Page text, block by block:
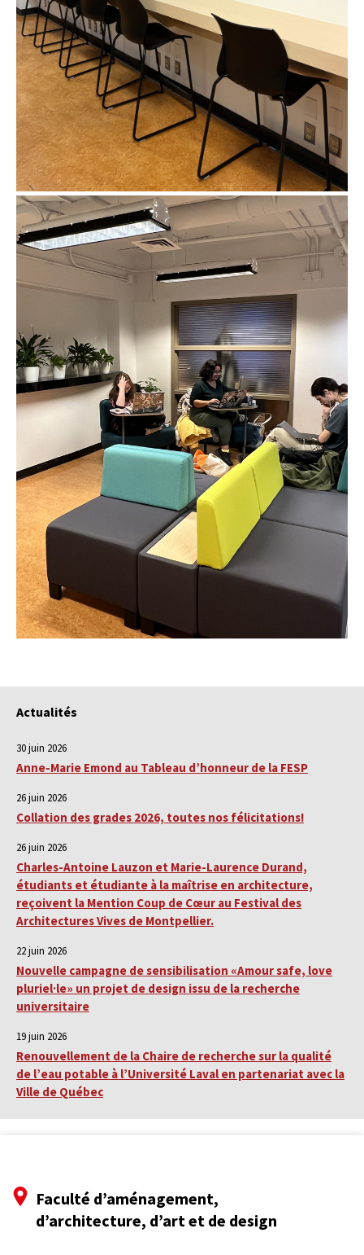
Actualités
30 juin 2026
Anne-Marie Emond au Tableau d’honneur de la FESP
26 juin 2026
Collation des grades 2026, toutes nos félicitations!
26 juin 2026
Charles-Antoine Lauzon et Marie-Laurence Durand,
étudiants et étudiante à la maîtrise en architecture,
reçoivent la Mention Coup de Cœur au Festival des
Architectures Vives de Montpellier.
22 juin 2026
Nouvelle campagne de sensibilisation «Amour safe, love
pluriel·le» un projet de design issu de la recherche
universitaire
19 juin 2026
Renouvellement de la Chaire de recherche sur la qualité
de l’eau potable à l’Université Laval en partenariat avec la
Ville de Québec
Faculté d’aménagement,
d’architecture, d’art et de design